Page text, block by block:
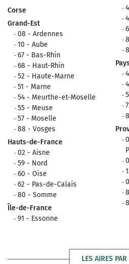
Corse
Grand-Est
08 - Ardennes
10 - Aube
67 - Bas-Rhin
68 - Haut-Rhin
52 - Haute-Marne
51 - Marne
54 - Meurthe-et-Moselle
55 - Meuse
57 - Moselle
88 - Vosges
Hauts-de-France
02 - Aisne
59 - Nord
60 - Oise
62 - Pas-de-Calais
80 - Somme
Île-de-France
91 - Essonne
LES AIRES PAR